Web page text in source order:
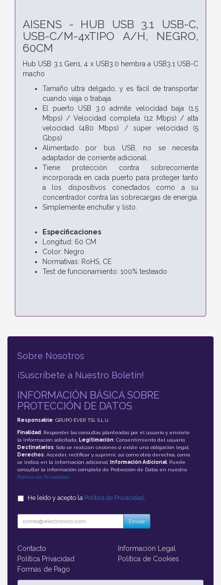
AISENS - HUB USB 3.1 USB-C,
USB-C/M-4xTIPO A/H, NEGRO,
60CM
Hub USB 3.1 Gen1, 4 x USB3.0 hembra a USB3.1 USB-C
macho
Tamaño ultra delgado, y es fácil de transportar
cuando viaja o trabaja.
El puerto USB 3.0 admite velocidad baja (1.5
Mbps) / Velocidad completa (12 Mbps) / alta
velocidad (480 Mbps) / súper velocidad (5
Gbps)
Alimentado por bus USB, no se necesita
adaptador de corriente adicional.
Tiene protección contra sobrecorriente
incorporada en cada puerto para proteger tanto
a los dispositivos conectados como a su
concentrador contra las sobrecargas de energía.
Simplemente enchufar y listo.
Especificaciones
Longitud: 60 CM
Color: Negro
Normativas: RoHS, CE
Test de funcionamiento: 100% testeado
Sobre Nosotros
¡Suscríbete a Nuestro Boletín!
INFORMACIÓN BÁSICA SOBRE
PROTECCIÓN DE DATOS
Responsable: GRUPO EVER TSI, S.L.U.
Finalidad: Responder las consultas planteadas por el usuario y enviarle
la información solicitada; Legitimación: Consentimiento del usuario;
Destinatarios: Solo se realizan cesiones si existe una obligación legal;
Derechos: Acceder, rectificar y suprimir, así como otros derechos, como
se indica en la información adicional;
Información Adicional: Puede
consultar la información completa de Protección de Datos en nuestra
Política de Privacidad
He leído y acepto la Política de Privacidad
Enviar
Contacto
Información Legal
Política Privacidad
Política de Cookies
Formas de Pago